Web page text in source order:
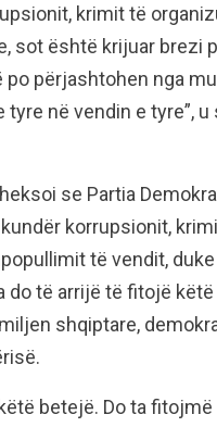
krimit të
sot është krijuar brezi
po përjashtohen nga
në vendin e tyre”, u
se Partia
korrupsionit,
të vendit,
do të arrijë të fitojë
shqiptare,
betejë. Do ta fitojmë